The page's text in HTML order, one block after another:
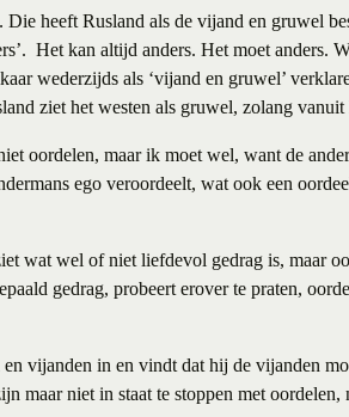
heeft Rusland als de vijand en gruwel
Het kan altijd anders. Het moet anders.
wederzijds als ‘vijand en gruwel’
ziet het westen als gruwel, zolang vanuit
oordelen, maar ik moet wel, want de
ego veroordeelt, wat ook een
wat wel of niet liefdevol gedrag is, maar
gedrag, probeert erover te praten,
vijanden in en vindt dat hij de vijanden
maar niet in staat te stoppen met oordelen,